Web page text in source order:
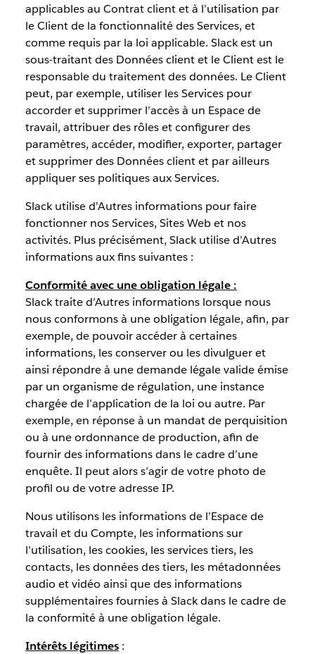
applicables au Contrat client et à l’utilisation par
le Client de la fonctionnalité des Services, et
comme requis par la loi applicable. Slack est un
sous-traitant des Données client et le Client est le
responsable du traitement des données. Le Client
peut, par exemple, utiliser les Services pour
accorder et supprimer l’accès à un Espace de
travail, attribuer des rôles et configurer des
paramètres, accéder, modifier, exporter, partager
et supprimer des Données client et par ailleurs
appliquer ses politiques aux Services.
Slack utilise d’Autres informations pour faire
fonctionner nos Services, Sites Web et nos
activités. Plus précisément, Slack utilise d’Autres
informations aux fins suivantes :
Conformité avec une obligation légale :
Slack traite d’Autres informations lorsque nous
nous conformons à une obligation légale, afin, par
exemple, de pouvoir accéder à certaines
informations, les conserver ou les divulguer et
ainsi répondre à une demande légale valide émise
par un organisme de régulation, une instance
chargée de l’application de la loi ou autre. Par
exemple, en réponse à un mandat de perquisition
ou à une ordonnance de production, afin de
fournir des informations dans le cadre d’une
enquête. Il peut alors s’agir de votre photo de
profil ou de votre adresse IP.
Nous utilisons les informations de l’Espace de
travail et du Compte, les informations sur
l’utilisation, les cookies, les services tiers, les
contacts, les données des tiers, les métadonnées
audio et vidéo ainsi que des informations
supplémentaires fournies à Slack dans le cadre de
la conformité à une obligation légale.
Intérêts légitimes: